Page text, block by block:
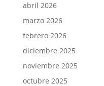
abril 2026
marzo 2026
febrero 2026
diciembre 2025
noviembre 2025
octubre 2025